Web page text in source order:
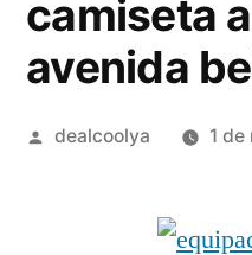
camiseta
avenida
Publicado
dealcoolya 1